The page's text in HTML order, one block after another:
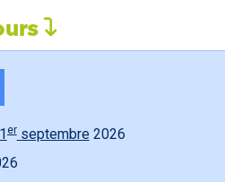
1 erseptembre 2026